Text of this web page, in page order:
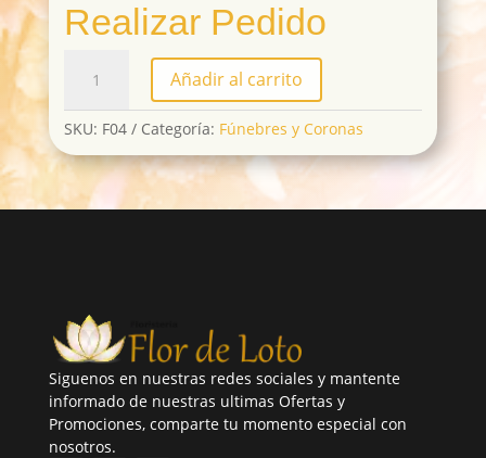
Realizar Pedido
cantidad
Añadir al carrito
SKU: F04 Categoría: Fúnebres y Coronas
Siguenos en nuestras redes sociales y mantente
informado de nuestras ultimas Ofertas y
Promociones, comparte tu momento especial con
nosotros.